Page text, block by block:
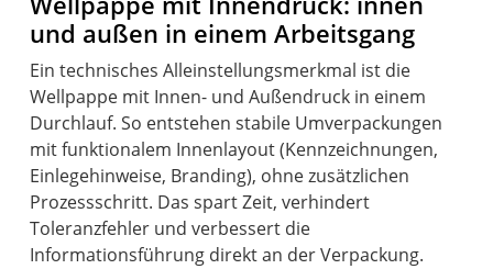
und außen in einem Arbeitsgang
Ein technisches Alleinstellungsmerkmal ist die
Wellpappe mit Innen- und Außendruck in einem
Durchlauf. So entstehen stabile Umverpackungen
mit funktionalem Innenlayout (Kennzeichnungen,
Einlegehinweise, Branding), ohne zusätzlichen
Prozessschritt. Das spart Zeit, verhindert
Toleranzfehler und verbessert die
Informationsführung direkt an der Verpackung.